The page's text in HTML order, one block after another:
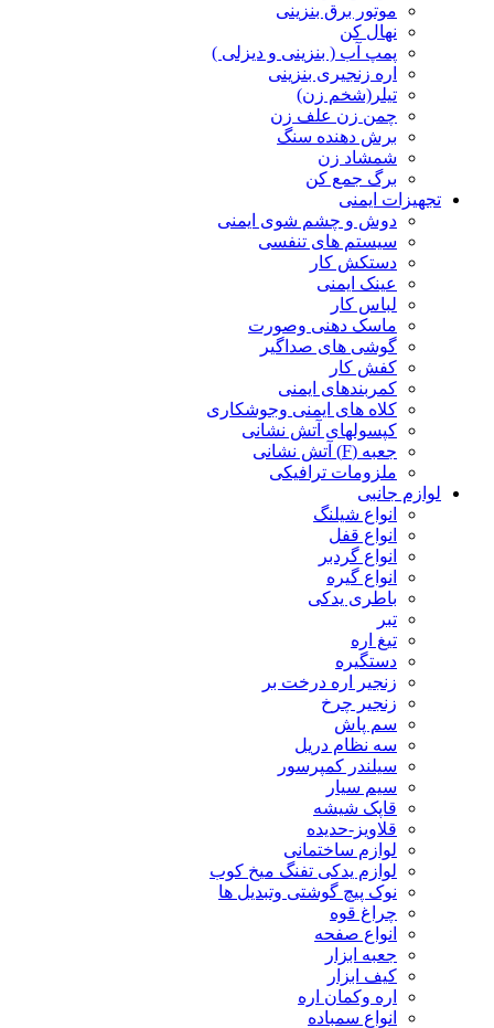
موتور برق بنزینی
نهال کن
پمپ آب ( بنزینی و دیزلی )
اره زنجیری بنزینی
تیلر(شخم زن)
چمن زن علف زن
برش دهنده سنگ
شمشاد زن
برگ جمع کن
تجهیزات ایمنی
دوش و چشم شوی ایمنی
سیستم های تنفسی
دستکش کار
عینک ایمنی
لباس کار
ماسک دهنی وصورت
گوشی های صداگیر
کفش کار
کمربندهای ایمنی
کلاه های ایمنی وجوشکاری
کپسولهای آتش نشانی
جعبه (F) آتش نشانی
ملزومات ترافیکی
لوازم جانبی
انواع شیلنگ
انواع قفل
انواع گردبر
انواع گیره
باطری یدکی
تبر
تیغ اره
دستگیره
زنجیر اره درخت بر
زنجیر چرخ
سم پاش
سه نظام دریل
سیلندر کمپرسور
سیم سیار
قاپک شیشه
قلاویز-حدیده
لوازم ساختمانی
لوازم یدکی تفنگ میخ کوب
نوک پیچ گوشتی وتبدیل ها
چراغ قوه
انواع صفحه
جعبه ابزار
کیف ابزار
اره وکمان اره
انواع سمباده